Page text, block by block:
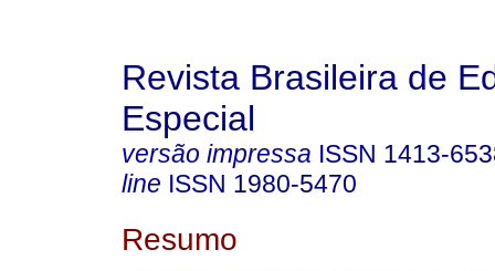
Revista Brasileira de
Especial
versão impressa ISSN 1413-
line ISSN 1980-5470
Resumo